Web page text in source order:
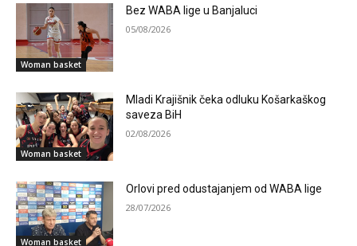
Woman basket
Bez WABA lige u Banjaluci
05/08/2026
Woman basket
Mladi Krajišnik čeka odluku Košarkaškog
saveza BiH
02/08/2026
Woman basket
Orlovi pred odustajanjem od WABA lige
28/07/2026